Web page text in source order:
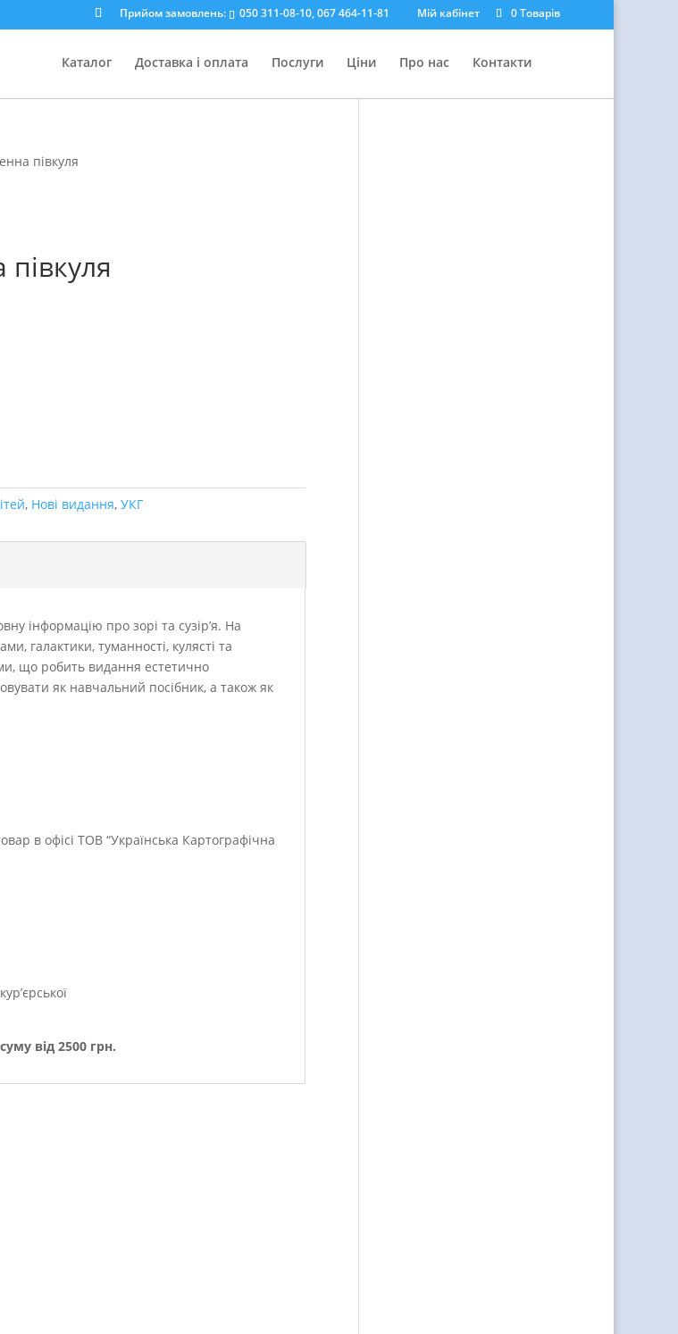
Прийом замовлень: 050 311-08-10, 067 464-11-81 Мій кабінет 0 Товарів
Каталог Доставка і оплата Послуги Ціни Про нас Контакти
півкуля
, Нові видання, УКГ
інформацію про зорі та сузір’я. На
галактики, туманності, кулясті та
що робить видання естетично
як навчальний посібник, а також як
в офісі ТОВ “Українська Картографічна
від 2500 грн.